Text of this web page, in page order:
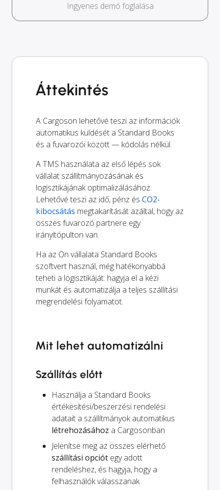
Ingyenes demó foglalása
Áttekintés
A Cargoson lehetővé teszi az információk
automatikus küldését a Standard Books
és a fuvarozói között — kódolás nélkül.
A TMS használata az első lépés sok
vállalat szállítmányozásának és
logisztikájának optimalizálásához.
Lehetővé teszi az idő, pénz és CO2-
kibocsátás megtakarítását azáltal, hogy az
összes fuvarozó partnere egy
irányítópulton van.
Ha az Ön vállalata Standard Books
szoftvert használ, még hatékonyabbá
teheti a logisztikáját: hagyja el a kézi
munkát és automatizálja a teljes szállítási
megrendelési folyamatot.
Mit lehet automatizálni
Szállítás előtt
Használja a Standard Books
értékesítési/beszerzési rendelési
adatait a szállítmányok automatikus
létrehozásához a Cargosonban
Jelenítse meg az összes elérhető
szállítási opciót egy adott
rendeléshez, és hagyja, hogy a
felhasználók válasszanak